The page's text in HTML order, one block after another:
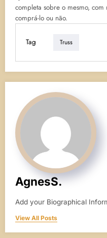
completa sobre o mesmo,
comprá-lo ou não.
Tag Truss
AgnesS.
Add your Biographical
View All Posts